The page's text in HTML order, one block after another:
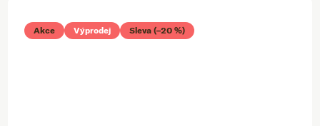
Akce Výprodej Sleva (–20 %)